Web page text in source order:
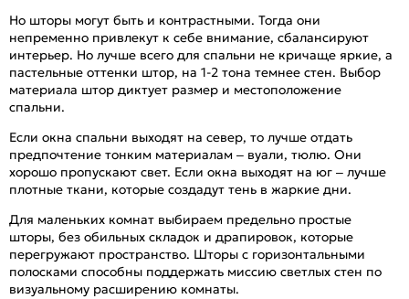
Но шторы могут быть и контрастными. Тогда они
непременно привлекут к себе внимание, сбалансируют
интерьер. Но лучше всего для спальни не кричаще яркие, а
пастельные оттенки штор, на 1-2 тона темнее стен. Выбор
материала штор диктует размер и местоположение
спальни.
Если окна спальни выходят на север, то лучше отдать
предпочтение тонким материалам – вуали, тюлю. Они
хорошо пропускают свет. Если окна выходят на юг – лучше
плотные ткани, которые создадут тень в жаркие дни.
Для маленьких комнат выбираем предельно простые
шторы, без обильных складок и драпировок, которые
перегружают пространство. Шторы с горизонтальными
полосками способны поддержать миссию светлых стен по
визуальному расширению комнаты.